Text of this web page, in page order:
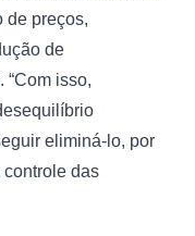
de preços,
de
“Com isso,
eliminá-lo, por
das